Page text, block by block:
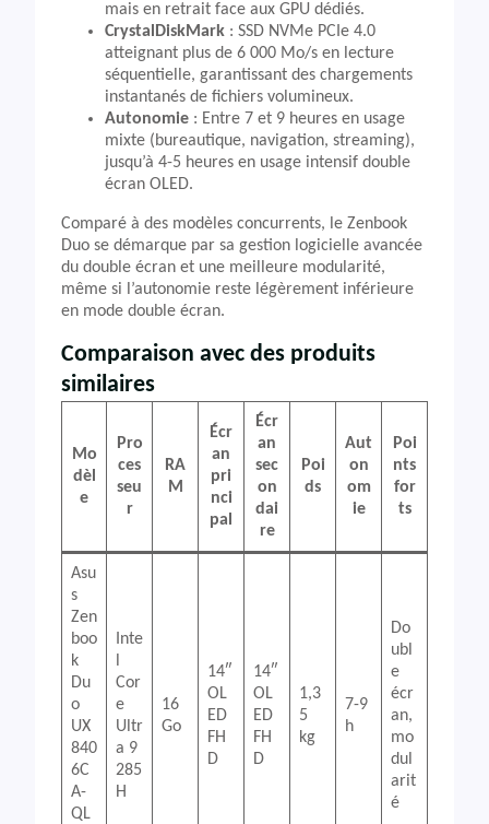
mais en retrait face aux GPU dédiés.
CrystalDiskMark : SSD NVMe PCIe 4.0
atteignant plus de 6 000 Mo/s en lecture
séquentielle, garantissant des chargements
instantanés de fichiers volumineux.
Autonomie : Entre 7 et 9 heures en usage
mixte (bureautique, navigation, streaming),
jusqu’à 4-5 heures en usage intensif double
écran OLED.
Comparé à des modèles concurrents, le Zenbook
Duo se démarque par sa gestion logicielle avancée
du double écran et une meilleure modularité,
même si l’autonomie reste légèrement inférieure
en mode double écran.
Comparaison avec des produits
similaires
Mo
dèl
e
Pro
ces
seu
r
RA
M
Écr
an
pri
nci
pal
Écr
an
sec
on
dai
re
Poi
ds
Aut
on
om
ie
Poi
nts
for
ts
Asu
s
Zen
boo
k
Du
o
UX
840
6C
A-
QL
Inte
Cor
e
Ultr
a 9
285
H
16
Go
14″
OL
ED
FH
D
14″
OL
ED
FH
D
1,3
5
kg
7-9
h
Do
ubl
e
écr
an,
mo
dul
arit
é